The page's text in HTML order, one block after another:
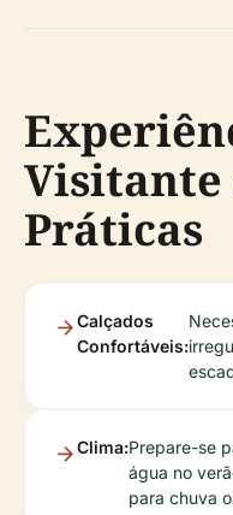
Visitante
Práticas
Calçados
Confortáveis:
Clima:Prepare-se
água no
para chuva